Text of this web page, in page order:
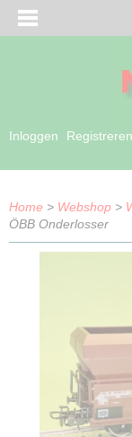
Inloggen Registreren
Home > Webshop >
ÖBB Onderlosser